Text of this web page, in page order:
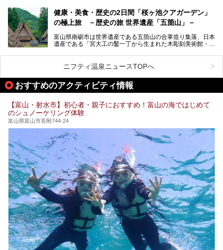
月、水はフレンチ、火、木は和食、土日はその両方がランチ
とディナーで味わえます。オリジナルのスイーツも評判で
す。
そんな「桜ヶ池クアガーデン」に宿泊して、食を満喫してき
たのでじっくりご紹介します！
健康・美食・歴史の2日間「桜ヶ池クアガーデン」
の極上旅 －歴史の旅 世界遺産「五箇山」－
富山県南砺市は世界遺産である五箇山の合掌造り集落、日本
遺産である「宮大工の鑿一丁から生まれた木彫刻美術館・井
小京都・城端と、とても魅力的な観光スポットがたくさんあ
ります。
城端の郊外に建つ里山オーベルジュ＆温泉ウェルネススパ
「桜ヶ池クアガーデン」に泊まって、歴史の旅にお出かけし
てみませんか？
ニフティ温泉ニュースTOPへ
おすすめのアクティビティ情報
【富山・射水市】初心者・親子におすすめ！富山の海ではじめて
のシュノーケリング体験
富山県富山市長附744-24